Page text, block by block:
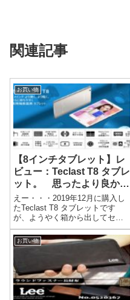
関連記事
お買い物
【8インチタブレット】レ
ビュー：Teclast T8 タブレ
ット。 思ったより良かっ
たです！
えー・・・2019年12月に購入し
たTeclast T8 タブレットです
が、ようやく箱から出してセッ
トアップしました！購入して3ヶ
月も経ってしまったｗｗｗｗま
ぁレビューといったレビューで
はないですが、セットアップし
少し使ってみたのでその報告...
お買い物